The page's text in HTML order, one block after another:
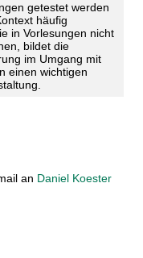
getestet werden
häufig
in Vorlesungen nicht
bildet die
im Umgang mit
einen wichtigen
an Daniel Koester